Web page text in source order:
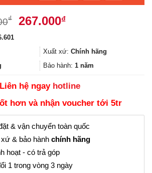
₫
Giá
356.000₫.
267.000₫Giá
là:
267.000₫.
Xuất xứ: Chính hãng
Bảo hành: 1 năm
Liên hệ ngay hotline
hơn và nhận voucher tới 5tr
& vận chuyển toàn quốc
& bảo hành chính hãng
hoạt - có trả góp
1 trong vòng 3 ngày